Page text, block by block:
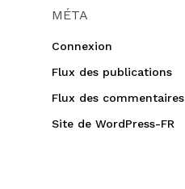
MÉTA
Connexion
Flux des publications
Flux des commentaires
Site de WordPress-FR